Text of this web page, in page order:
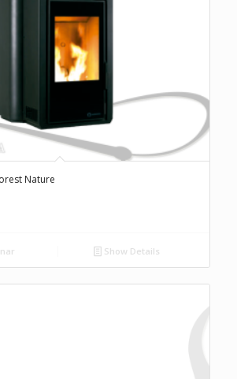
Nature
Show Details